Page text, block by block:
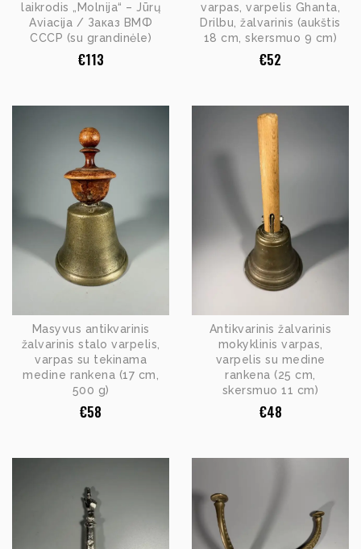
laikrodis „Molnija“ – Jūrų
Aviacija / Заказ ВМФ
СССР (su grandinėle)
€113
varpas, varpelis Ghanta,
Drilbu, žalvarinis (aukštis
18 cm, skersmuo 9 cm)
€52
Masyvus antikvarinis
žalvarinis stalo varpelis,
varpas su tekinama
medine rankena (17 cm,
500 g)
€58
Antikvarinis žalvarinis
mokyklinis varpas,
varpelis su medine
rankena (25 cm,
skersmuo 11 cm)
€48